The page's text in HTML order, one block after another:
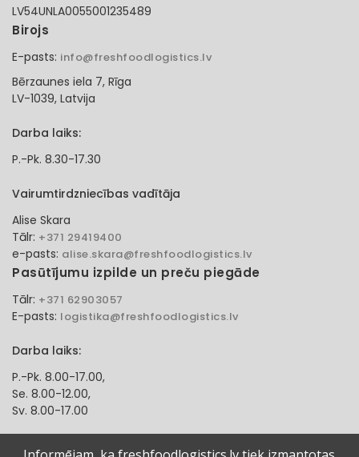
LV54UNLA0055001235489
Birojs
E-pasts: info@freshfoodlogistics.lv
Bērzaunes iela 7, Rīga
LV-1039, Latvija
Darba laiks:
P.-Pk. 8.30-17.30
Vairumtirdzniecības vadītāja
Alise Skara
Tālr: +371 29419400
e-pasts: alise.skara@freshfoodlogistics.lv
Pasūtījumu izpilde un preču piegāde
Tālr: +371 62903057
E-pasts: logistika@freshfoodlogistics.lv
Darba laiks:
P.-Pk. 8.00-17.00,
Se. 8.00-12.00,
Sv. 8.00-17.00